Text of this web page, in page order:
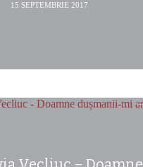
15 SEPTEMBRIE 2017